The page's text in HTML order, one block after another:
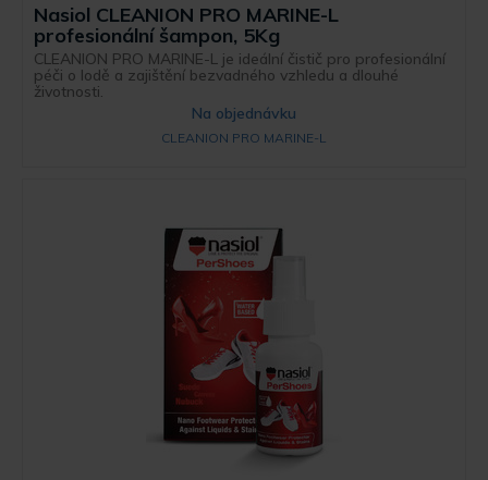
Nasiol CLEANION PRO MARINE-L
profesionální šampon, 5Kg
CLEANION PRO MARINE-L je ideální čistič pro profesionální
péči o lodě a zajištění bezvadného vzhledu a dlouhé
životnosti.
Na objednávku
CLEANION PRO MARINE-L